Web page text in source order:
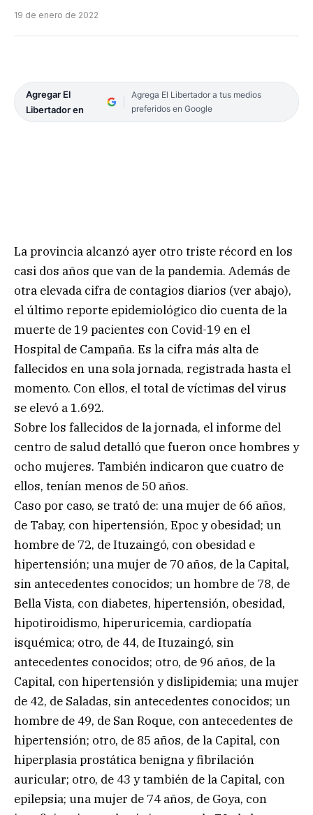
19 de enero de 2022
Agregar El
Libertador en
Agrega El Libertador a tus medios
preferidos en Google
La provincia alcanzó ayer otro triste récord en los
casi dos años que van de la pandemia. Además de
otra elevada cifra de contagios diarios (ver abajo),
el último reporte epidemiológico dio cuenta de la
muerte de 19 pacientes con Covid-19 en el
Hospital de Campaña. Es la cifra más alta de
fallecidos en una sola jornada, registrada hasta el
momento. Con ellos, el total de víctimas del virus
se elevó a 1.692.
Sobre los fallecidos de la jornada, el informe del
centro de salud detalló que fueron once hombres y
ocho mujeres. También indicaron que cuatro de
ellos, tenían menos de 50 años.
Caso por caso, se trató de: una mujer de 66 años,
de Tabay, con hipertensión, Epoc y obesidad; un
hombre de 72, de Ituzaingó, con obesidad e
hipertensión; una mujer de 70 años, de la Capital,
sin antecedentes conocidos; un hombre de 78, de
Bella Vista, con diabetes, hipertensión, obesidad,
hipotiroidismo, hiperuricemia, cardiopatía
isquémica; otro, de 44, de Ituzaingó, sin
antecedentes conocidos; otro, de 96 años, de la
Capital, con hipertensión y dislipidemia; una mujer
de 42, de Saladas, sin antecedentes conocidos; un
hombre de 49, de San Roque, con antecedentes de
hipertensión; otro, de 85 años, de la Capital, con
hiperplasia prostática benigna y fibrilación
auricular; otro, de 43 y también de la Capital, con
epilepsia; una mujer de 74 años, de Goya, con